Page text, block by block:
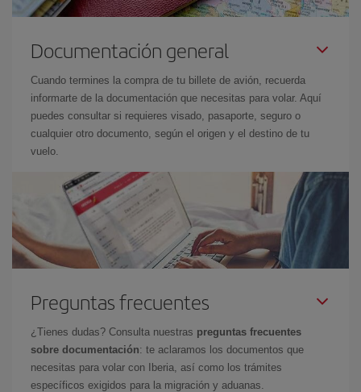
Documentación general
Cuando termines la compra de tu billete de avión, recuerda
informarte de la documentación que necesitas para volar. Aquí
puedes consultar si requieres visado, pasaporte, seguro o
cualquier otro documento, según el origen y el destino de tu
vuelo.
Preguntas frecuentes
¿Tienes dudas? Consulta nuestras preguntas frecuentes
sobre documentación: te aclaramos los documentos que
necesitas para volar con Iberia, así como los trámites
específicos exigidos para la migración y aduanas.